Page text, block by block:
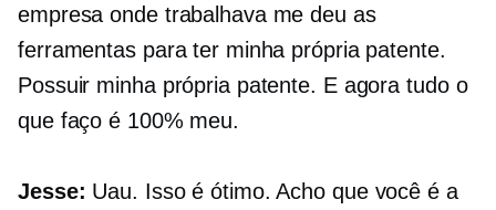
empresa onde trabalhava me deu as
ferramentas para ter minha própria patente.
Possuir minha própria patente. E agora tudo o
que faço é 100% meu.
Jesse: Uau. Isso é ótimo. Acho que você é a